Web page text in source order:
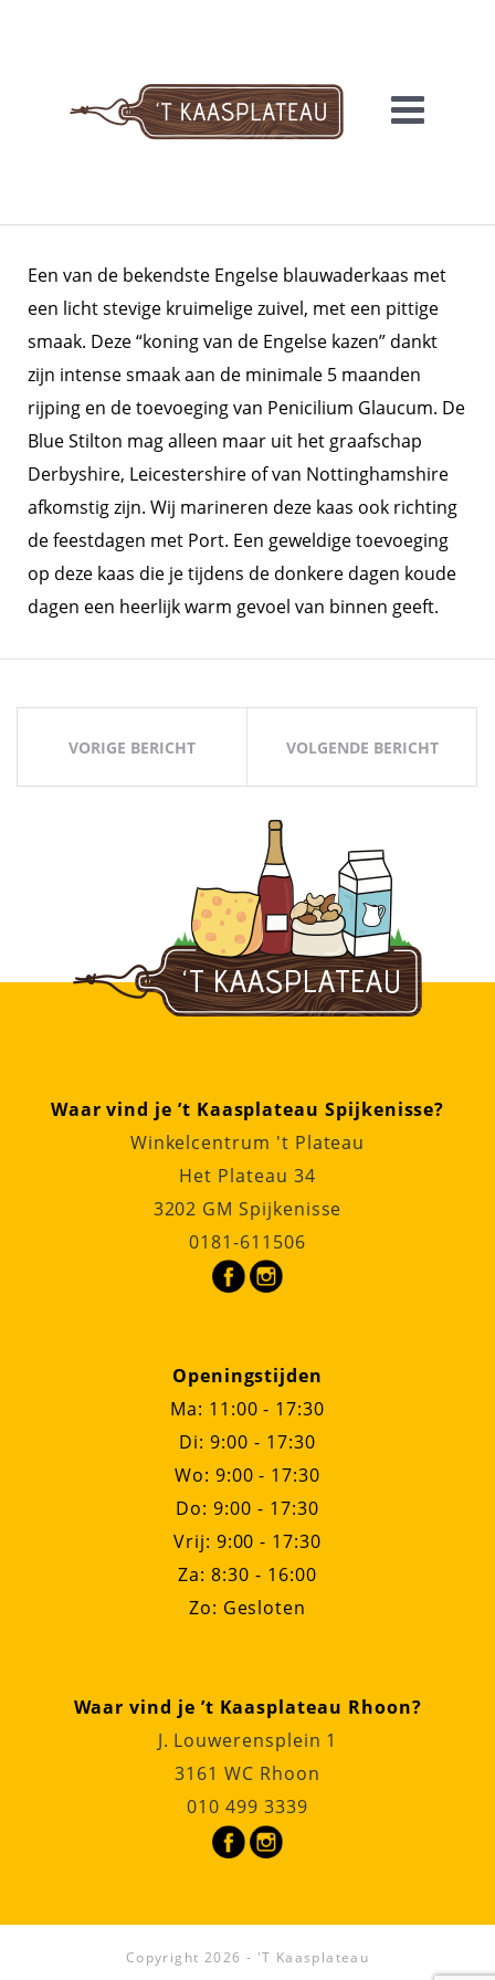
Een van de bekendste Engelse blauwaderkaas met
een licht stevige kruimelige zuivel, met een pittige
smaak. Deze “koning van de Engelse kazen” dankt
zijn intense smaak aan de minimale 5 maanden
rijping en de toevoeging van Penicilium Glaucum. De
Blue Stilton mag alleen maar uit het graafschap
Derbyshire, Leicestershire of van Nottinghamshire
afkomstig zijn. Wij marineren deze kaas ook richting
de feestdagen met Port. Een geweldige toevoeging
op deze kaas die je tijdens de donkere dagen koude
dagen een heerlijk warm gevoel van binnen geeft.
Bericht
navigatie
VORIGE BERICHT VOLGENDE BERICHT
Waar vind je ’t Kaasplateau Spijkenisse?
Winkelcentrum 't Plateau
Het Plateau 34
3202 GM Spijkenisse
0181-611506
Openingstijden
Ma: 11:00 - 17:30
Di: 9:00 - 17:30
Wo: 9:00 - 17:30
Do: 9:00 - 17:30
Vrij: 9:00 - 17:30
Za: 8:30 - 16:00
Zo: Gesloten
Waar vind je ’t Kaasplateau Rhoon?
J. Louwerensplein 1
3161 WC Rhoon
010 499 3339
Copyright 2026 - 'T Kaasplateau